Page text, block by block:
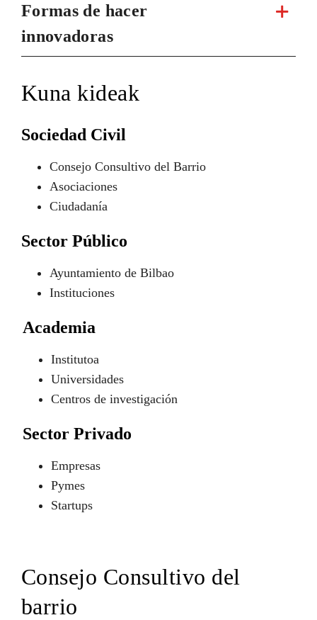
Formas de hacer
innovadoras
Kuna kideak
Sociedad Civil
Consejo Consultivo del Barrio
Asociaciones
Ciudadanía
Sector Público
Ayuntamiento de Bilbao
Instituciones
Academia
Institutoa
Universidades
Centros de investigación
Sector Privado
Empresas
Pymes
Startups
Consejo Consultivo del
barrio